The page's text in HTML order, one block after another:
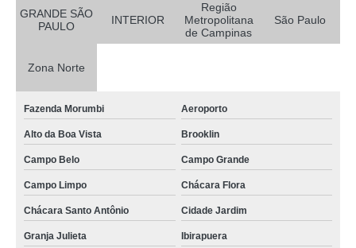
GRANDE SÃO
PAULO
INTERIOR
Região
Metropolitana
de Campinas
São Paulo
Zona Norte
Fazenda Morumbi Aeroporto
Alto da Boa Vista Brooklin
Campo Belo Campo Grande
Campo Limpo Chácara Flora
Chácara Santo Antônio Cidade Jardim
Granja Julieta Ibirapuera